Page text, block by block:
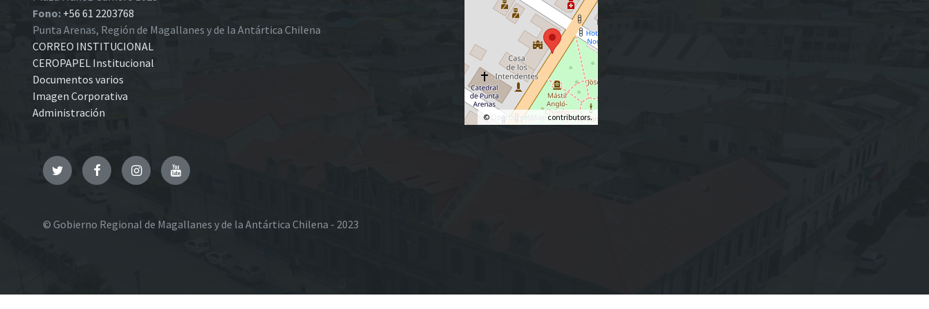
Fono: +56 61 2203768
Punta Arenas, Región de Magallanes y de la Antártica Chilena
CORREO INSTITUCIONAL
CEROPAPEL Institucional
Documentos varios
Imagen Corporativa
Administración
© OpenStreetMapcontributors.
TwitterFacebookInstagramYouTube
© Gobierno Regional de Magallanes y de la Antártica Chilena - 2023